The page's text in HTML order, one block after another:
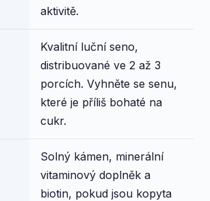
aktivitě.
Kvalitní luční seno,
distribuované ve 2 až 3
porcích. Vyhněte se senu,
které je příliš bohaté na
cukr.
Solný kámen, minerální
vitaminový doplněk a
biotin, pokud jsou kopyta